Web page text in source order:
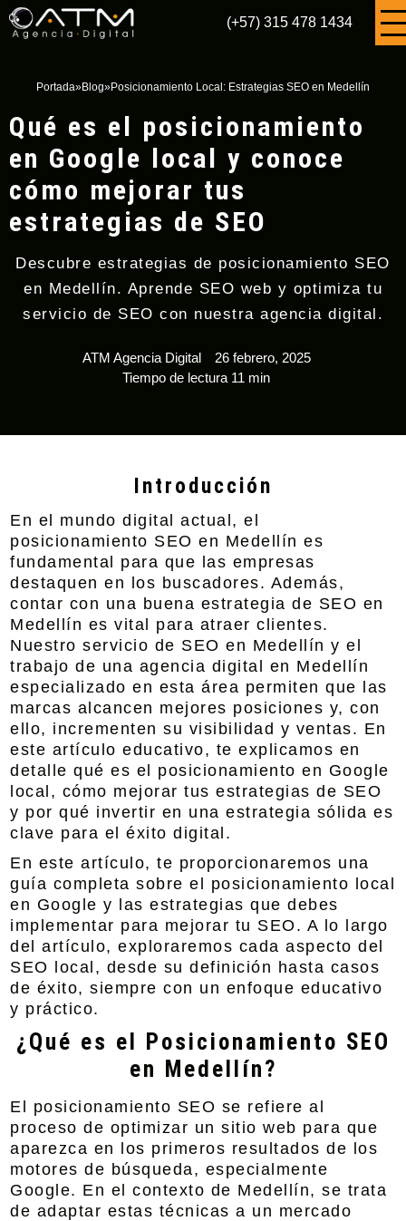
(+57) 315 478 1434
Portada»Blog»Posicionamiento Local: Estrategias SEO en Medellín
Qué es el posicionamiento
en Google local y conoce
cómo mejorar tus
estrategias de SEO
Descubre estrategias de posicionamiento SEO
en Medellín. Aprende SEO web y optimiza tu
servicio de SEO con nuestra agencia digital.
ATM Agencia Digital
26 febrero, 2025
Tiempo de lectura 11 min
Introducción
En el mundo digital actual, el
posicionamiento SEO en Medellín es
fundamental para que las empresas
destaquen en los buscadores. Además,
contar con una buena estrategia de SEO en
Medellín es vital para atraer clientes.
Nuestroservicio de SEO en Medellín y el
trabajo de una agencia digital en Medellín
especializado en esta área permiten que las
marcas alcancen mejores posiciones y, con
ello, incrementen su visibilidad y ventas. En
este artículo educativo, te explicamos en
detalle qué es el posicionamiento en Google
local, cómo mejorar tus estrategias de SEO
y por qué invertir en una estrategia sólida es
clave para el éxito digital.
En este artículo, te proporcionaremos una
guía completa sobre el posicionamiento local
en Google y las estrategias que debes
implementar para mejorar tu SEO. A lo largo
del artículo, exploraremos cada aspecto del
SEO local, desde su definición hasta casos
de éxito, siempre con un enfoque educativo
y práctico.
¿Qué es el Posicionamiento SEO
en Medellín?
El posicionamiento SEO se refiere al
proceso de optimizar un sitio web para que
aparezca en los primeros resultados de los
motores de búsqueda, especialmente
Google. En el contexto de Medellín, se trata
de adaptar estas técnicas a un mercado